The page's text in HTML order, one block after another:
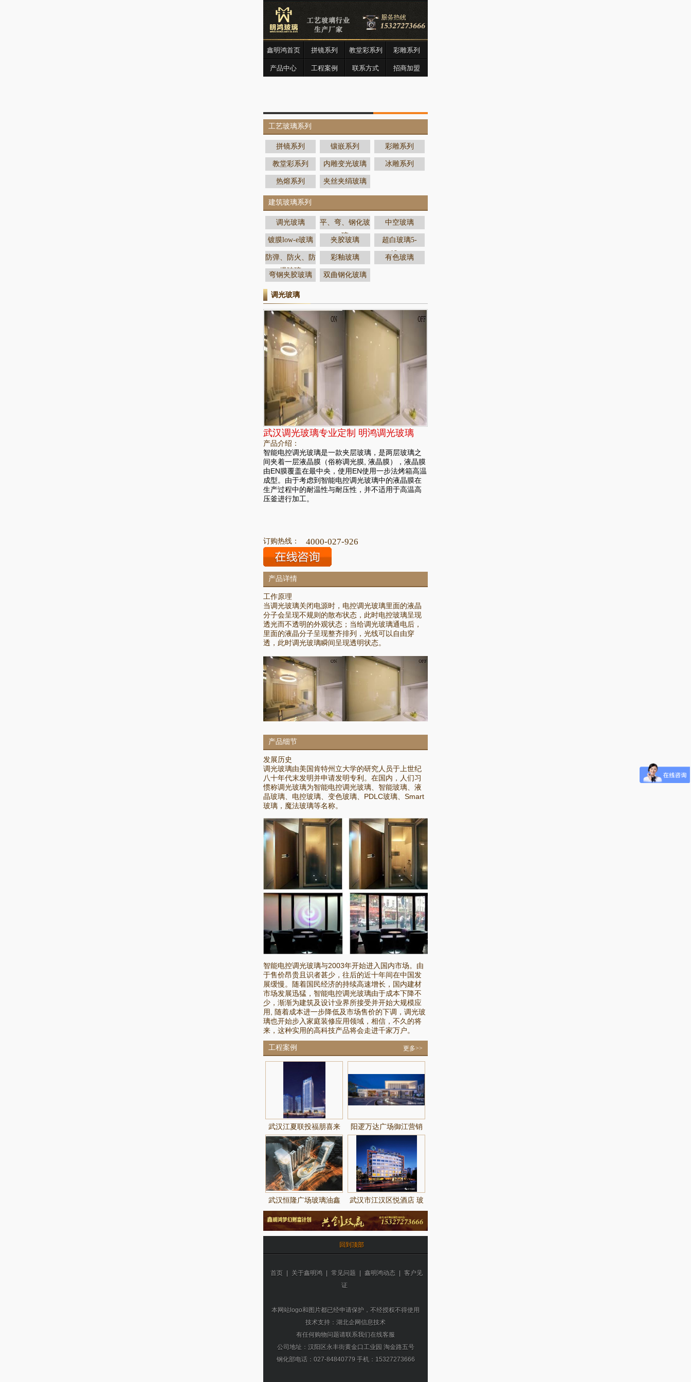
鑫明鸿首页 拼镜系列 教堂彩系列 彩雕系列
产品中心 工程案例 联系方式 招商加盟
工艺玻璃系列
拼镜系列 镶嵌系列 彩雕系列
教堂彩系列 内雕变光玻璃 冰雕系列
热熔系列 夹丝夹绢玻璃
建筑玻璃系列
调光玻璃
平、弯、钢化玻
璃
中空玻璃
镀膜low-e玻璃 夹胶玻璃
超白玻璃5-
19mm
防弹、防火、防
爆玻璃
彩釉玻璃 有色玻璃
弯钢夹胶玻璃 双曲钢化玻璃
调光玻璃
武汉调光玻璃专业定制 明鸿调光玻璃
产品介绍：
智能电控调光玻璃是一款夹层玻璃，是两层玻璃之
间夹着一层液晶膜（俗称调光膜, 液晶膜），液晶膜
由EN膜覆盖在最中央，使用EN使用一步法烤箱高温
成型。由于考虑到智能电控调光玻璃中的液晶膜在
生产过程中的耐温性与耐压性，并不适用于高温高
压釜进行加工。
订购热线： 4000-027-926
产品详情
工作原理
当调光玻璃关闭电源时，电控调光玻璃里面的液晶
分子会呈现不规则的散布状态，此时电控玻璃呈现
透光而不透明的外观状态；当给调光玻璃通电后，
里面的液晶分子呈现整齐排列，光线可以自由穿
透，此时调光玻璃瞬间呈现透明状态。
产品细节
发展历史
调光玻璃由美国肯特州立大学的研究人员于上世纪
八十年代末发明并申请发明专利。在国内，人们习
惯称调光玻璃为智能电控调光玻璃、智能玻璃、液
晶玻璃、电控玻璃、变色玻璃、PDLC玻璃、Smart
玻璃，魔法玻璃等名称。
智能电控调光玻璃与2003年开始进入国内市场。由
于售价昂贵且识者甚少，往后的近十年间在中国发
展缓慢。随着国民经济的持续高速增长，国内建材
市场发展迅猛，智能电控调光玻璃由于成本下降不
少，渐渐为建筑及设计业界所接受并开始大规模应
用, 随着成本进一步降低及市场售价的下调，调光玻
璃也开始步入家庭装修应用领域，相信，不久的将
来，这种实用的高科技产品将会走进千家万户。
工程案例 更多>>
武汉江夏联投福朋喜来
登酒店
阳逻万达广场御江营销
中心玻璃由鑫明鸿玻璃
提供制作
武汉恒隆广场玻璃油鑫
明鸿玻璃提供制作
武汉市江汉区悦酒店 玻
璃由武汉鑫明鸿提供
回到顶部
首页 | 关于鑫明鸿 | 常见问题 | 鑫明鸿动态 | 客户见
证
本网站logo和图片都已经申请保护，不经授权不得使用
技术支持：湖北企网信息技术
有任何购物问题请联系我们在线客服
公司地址：汉阳区永丰街黄金口工业园 淘金路五号
钢化部电话：027-84840779 手机：15327273666